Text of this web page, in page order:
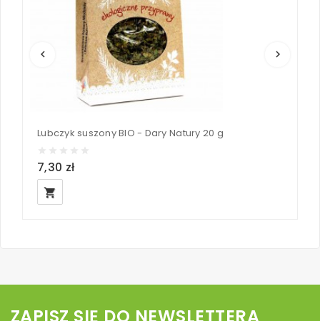
keyboard_arrow_left keyboard_arrow_right
Lubczyk suszony BIO - Dary Natury 20 g
7,30 zł
local_grocery_store